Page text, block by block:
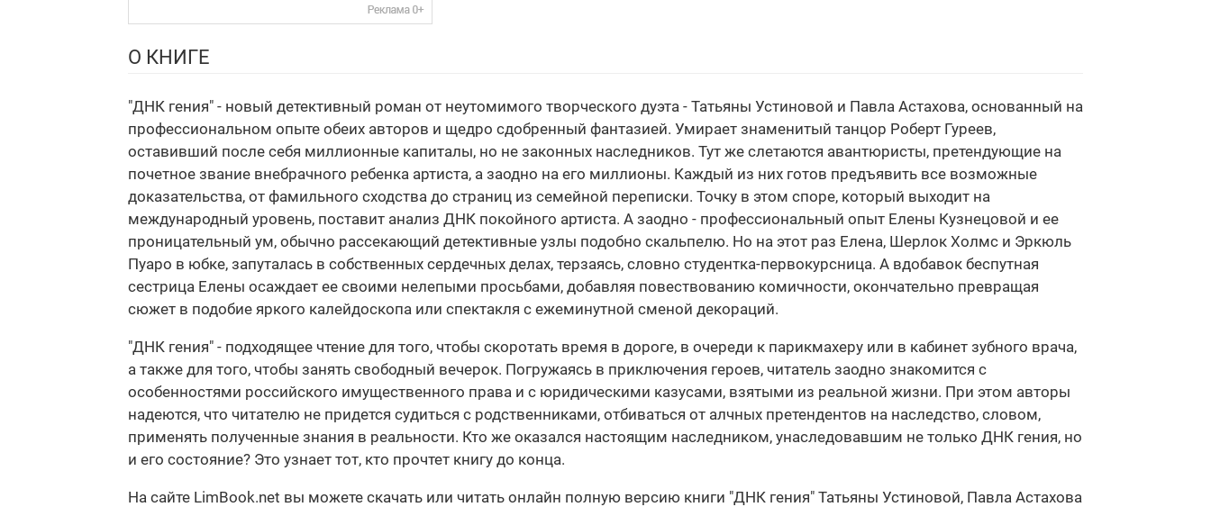
О КНИГЕ
"ДНК гения" - новый детективный роман от неутомимого творческого дуэта - Татьяны Устиновой и Павла Астахова, основанный на
профессиональном опыте обеих авторов и щедро сдобренный фантазией. Умирает знаменитый танцор Роберт Гуреев,
оставивший после себя миллионные капиталы, но не законных наследников. Тут же слетаются авантюристы, претендующие на
почетное звание внебрачного ребенка артиста, а заодно на его миллионы. Каждый из них готов предъявить все возможные
доказательства, от фамильного сходства до страниц из семейной переписки. Точку в этом споре, который выходит на
международный уровень, поставит анализ ДНК покойного артиста. А заодно - профессиональный опыт Елены Кузнецовой и ее
проницательный ум, обычно рассекающий детективные узлы подобно скальпелю. Но на этот раз Елена, Шерлок Холмс и Эркюль
Пуаро в юбке, запуталась в собственных сердечных делах, терзаясь, словно студентка-первокурсница. А вдобавок беспутная
сестрица Елены осаждает ее своими нелепыми просьбами, добавляя повествованию комичности, окончательно превращая
сюжет в подобие яркого калейдоскопа или спектакля с ежеминутной сменой декораций.
"ДНК гения" - подходящее чтение для того, чтобы скоротать время в дороге, в очереди к парикмахеру или в кабинет зубного врача,
а также для того, чтобы занять свободный вечерок. Погружаясь в приключения героев, читатель заодно знакомится с
особенностями российского имущественного права и с юридическими казусами, взятыми из реальной жизни. При этом авторы
надеются, что читателю не придется судиться с родственниками, отбиваться от алчных претендентов на наследство, словом,
применять полученные знания в реальности. Кто же оказался настоящим наследником, унаследовавшим не только ДНК гения, но
и его состояние? Это узнает тот, кто прочтет книгу до конца.
На сайте LimBook.net вы можете скачать или читать онлайн полную версию книги "ДНК гения" Татьяны Устиновой, Павла Астахова